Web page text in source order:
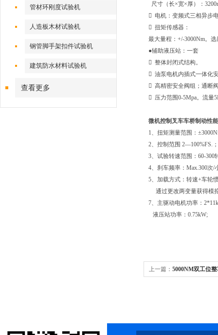
管材环刚度试验机
人造板木材试验机
钢管脚手架扣件试验机
建筑防水材料试验机
查看更多
尺寸（长×宽×厚）：
 电机：变频式三相异步
 扭矩传感器：
最大量程：+/-3000Nm。
●辅助液压站：一套
 整体封闭式结构。
 油泵电机内插式一体化
 高精密安全阀组；通断
 压力范围0-5Mpa。流量
微机控制叉车车桥制动性
1、扭矩测量范围：
2、控制范围 2—100%FS.；
3、试验转速范围：60-300
4、刹车频率：Max.300次/
5、加载方式：转速+车轮
通过更改两变量获得模
7、主驱动电机功率：
液压站功率：0.75kW;
上一篇： 5000NM双工位